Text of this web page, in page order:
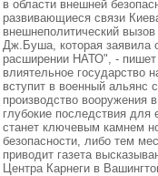
в области внешней
развивающиеся связи
внешнеполитический
Дж.Буша, которая заявила
расширении НАТО", - пишет
влиятельное государство
вступит в военный альянс
производство вооружения
глубокие последствия для
станет ключевым камнем
безопасности, либо тем
приводит газета
Центра Карнеги в